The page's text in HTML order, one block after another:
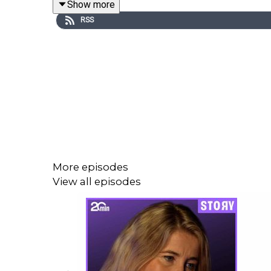
Une question? audio@20minutes.fr
Show more
RSS
More episodes
View all episodes